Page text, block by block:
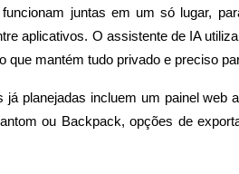
para titulares de BTR
juntas em um só lugar,
aplicativos. O assistente de IA
que mantém tudo privado e preciso
já planejadas incluem um painel
ou Backpack, opções de